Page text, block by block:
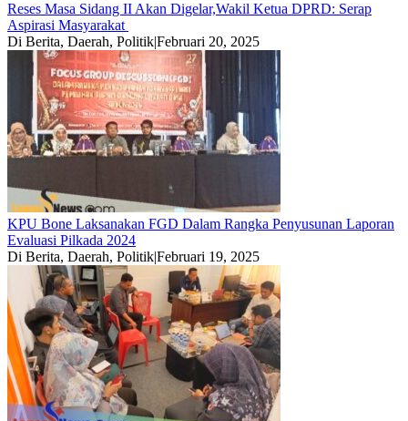
Reses Masa Sidang II Akan Digelar,Wakil Ketua DPRD: Serap
Aspirasi Masyarakat
Di Berita, Daerah, Politik|Februari 20, 2025
KPU Bone Laksanakan FGD Dalam Rangka Penyusunan Laporan
Evaluasi Pilkada 2024
Di Berita, Daerah, Politik|Februari 19, 2025